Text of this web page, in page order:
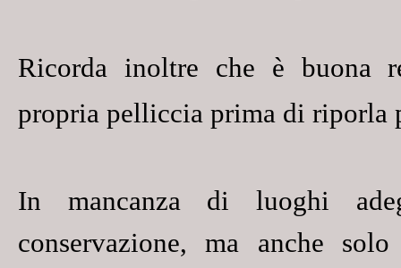
Ricorda inoltre che è buona
propria pelliccia prima di riporla
In mancanza di luoghi
conservazione, ma anche